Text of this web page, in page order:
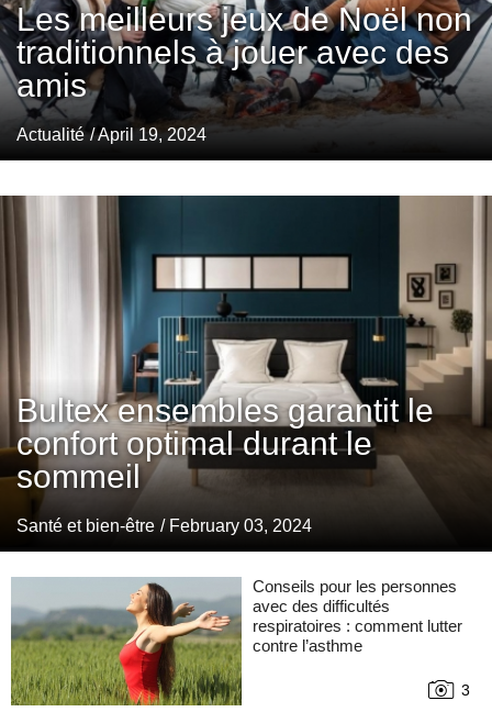
Les meilleurs jeux de Noël non
traditionnels à jouer avec des
amis
Actualité / April 19, 2024
Bultex ensembles garantit le
confort optimal durant le
sommeil
Santé et bien-être / February 03, 2024
Conseils pour les personnes
avec des difficultés
respiratoires : comment lutter
contre l’asthme
3